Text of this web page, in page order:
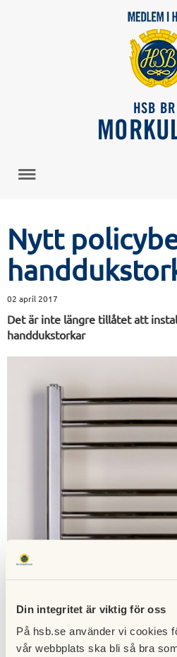
Din integritet är viktig för oss
På hsb.se använder vi cookies
vår webbplats ska bli så bra
HSB
Nytt
02 april 2017
Det är inte längre tillåtet att
handdukstorkar